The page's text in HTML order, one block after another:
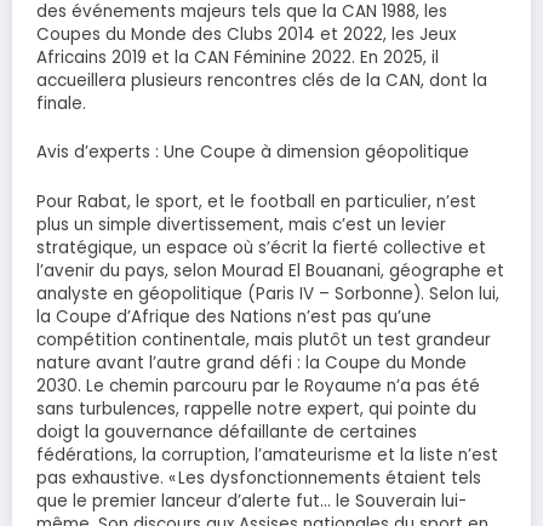
des événements majeurs tels que la CAN 1988, les
Coupes du Monde des Clubs 2014 et 2022, les Jeux
Africains 2019 et la CAN Féminine 2022. En 2025, il
accueillera plusieurs rencontres clés de la CAN, dont la
finale.
​Avis d’experts : Une Coupe à dimension géopolitique
Pour Rabat, le sport, et le football en particulier, n’est
plus un simple divertissement, mais c’est un levier
stratégique, un espace où s’écrit la fierté collective et
l’avenir du pays, selon Mourad El Bouanani, géographe et
analyste en géopolitique (Paris IV – Sorbonne). Selon lui,
la Coupe d’Afrique des Nations n’est pas qu’une
compétition continentale, mais plutôt un test grandeur
nature avant l’autre grand défi : la Coupe du Monde
2030. Le chemin parcouru par le Royaume n’a pas été
sans turbulences, rappelle notre expert, qui pointe du
doigt la gouvernance défaillante de certaines
fédérations, la corruption, l’amateurisme et la liste n’est
pas exhaustive. « Les dysfonctionnements étaient tels
que le premier lanceur d’alerte fut… le Souverain lui-